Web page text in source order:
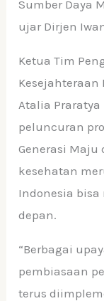
Sumber Daya
ujar Dirjen
Ketua Tim
Kesejahteraan
Atalia
peluncuran
Generasi Maju
kesehatan
Indonesia
depan.
“Berbagai
pembiasaan
terus